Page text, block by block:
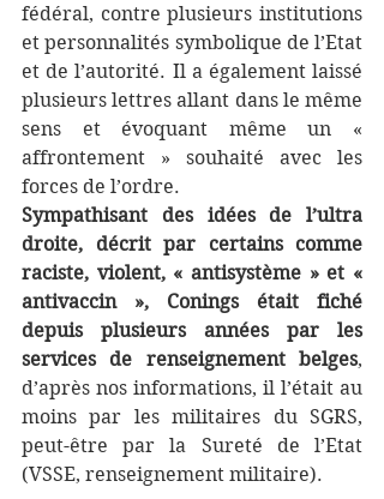
fédéral, contre plusieurs institutions
et personnalités symbolique de l’Etat
et de l’autorité. Il a également laissé
plusieurs lettres allant dans le même
sens et évoquant même un «
affrontement » souhaité avec les
forces de l’ordre.
Sympathisant des idées de l’ultra
droite, décrit par certains comme
raciste, violent, « antisystème » et «
antivaccin », Conings était fiché
depuis plusieurs années par les
services de renseignement belges,
d’après nos informations, il l’était au
moins par les militaires du SGRS,
peut-être par la Sureté de l’Etat
(VSSE, renseignement militaire).